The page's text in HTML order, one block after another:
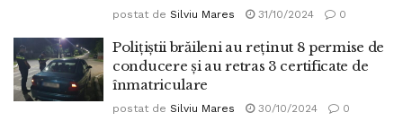
postat de Silviu Mares 31/10/2024 0
Polițiștii brăileni au reținut 8 permise de
conducere și au retras 3 certificate de
înmatriculare
postat de Silviu Mares 30/10/2024 0